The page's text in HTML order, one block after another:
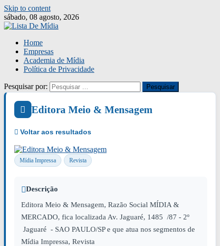
Skip to content
sábado, 08 agosto, 2026
Home
Empresas
Academia de Mídia
Política de Privacidade
Pesquisar por:
Editora Meio & Mensagem
Mídia Impressa Revista
Descrição
Editora Meio & Mensagem, Razão Social MÍDIA &
MERCADO, fica localizada Av. Jaguaré, 1485 /87 - 2º
Jaguaré - SAO PAULO/SP e que atua nos segmentos de
Mídia Impressa, Revista